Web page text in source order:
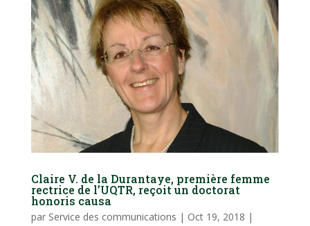
Claire V. de la Durantaye, première femme
rectrice de l’UQTR, reçoit un doctorat
honoris causa
par Service des communications | Oct 19, 2018 |